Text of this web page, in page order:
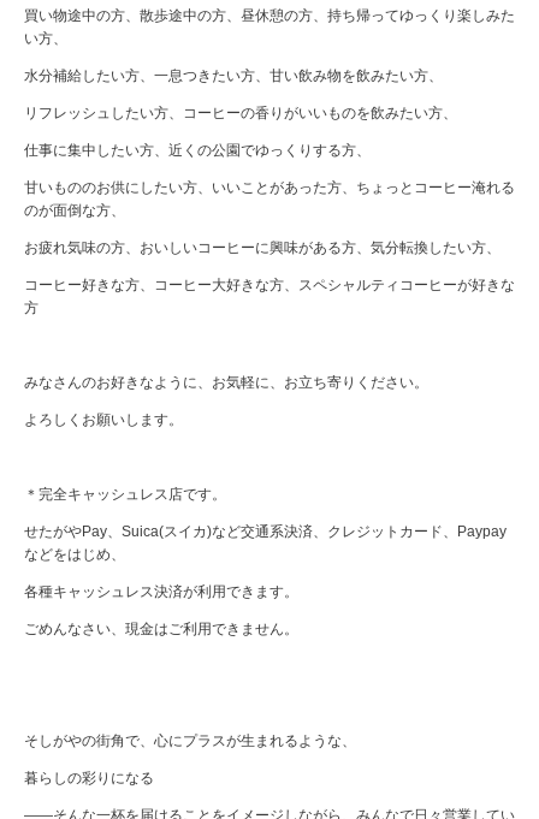
買い物途中の方、散歩途中の方、昼休憩の方、持ち帰ってゆっくり楽しみた
い方、
水分補給したい方、一息つきたい方、甘い飲み物を飲みたい方、
リフレッシュしたい方、コーヒーの香りがいいものを飲みたい方、
仕事に集中したい方、近くの公園でゆっくりする方、
甘いもののお供にしたい方、いいことがあった方、ちょっとコーヒー淹れる
のが面倒な方、
お疲れ気味の方、おいしいコーヒーに興味がある方、気分転換したい方、
コーヒー好きな方、コーヒー大好きな方、スペシャルティコーヒーが好きな
方
みなさんのお好きなように、お気軽に、お立ち寄りください。
よろしくお願いします。
＊完全キャッシュレス店です。
せたがやPay、Suica(スイカ)など交通系決済、クレジットカード、Paypay
などをはじめ、
各種キャッシュレス決済が利用できます。
ごめんなさい、現金はご利用できません。
そしがやの街角で、心にプラスが生まれるような、
暮らしの彩りになる
――そんな一杯を届けることをイメージしながら、みんなで日々営業してい